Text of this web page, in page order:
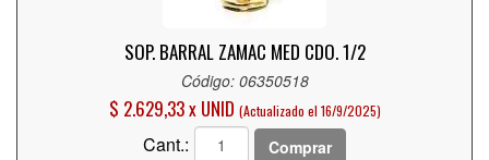
SOP. BARRAL ZAMAC MED CDO. 1/2
Código: 06350518
$ 2.629,33 x UNID (Actualizado el 16/9/2025)
Cant.: Comprar